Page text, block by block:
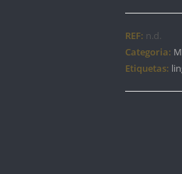
OBSESSIVE
S800
-
REF: n.d.
Categoria:
Etiquetas: